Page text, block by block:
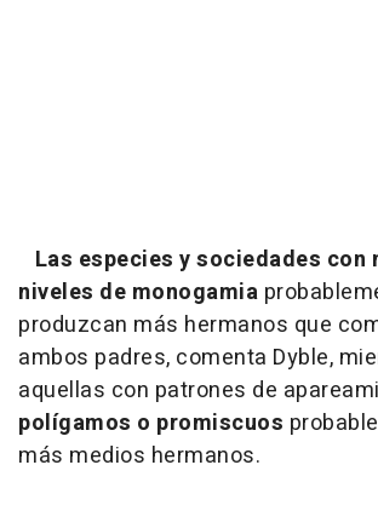
Las especies y sociedades con
niveles de monogamia
produzcan más hermanos que
ambos padres, comenta Dyble,
aquellas con patrones de
polígamos o promiscuos
más medios hermanos.